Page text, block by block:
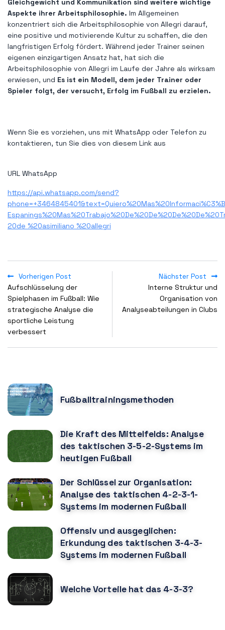
Gleichgewicht und Kommunikation sind weitere wichtige
Aspekte ihrer Arbeitsphilosophie. Im Allgemeinen
konzentriert sich die Arbeitsphilosophie von Allegri darauf,
eine positive und motivierende Kultur zu schaffen, die den
langfristigen Erfolg fördert. Während jeder Trainer seinen
eigenen einzigartigen Ansatz hat, hat sich die
Arbeitsphilosophie von Allegri im Laufe der Jahre als wirksam
erwiesen, und Es ist ein Modell, dem jeder Trainer oder
Spieler folgt, der versucht, Erfolg im Fußball zu erzielen.
Wenn Sie es vorziehen, uns mit WhatsApp oder Telefon zu
kontaktieren, tun Sie dies von diesem Link aus
URL WhatsApp
https://api.whatsapp.com/send?
20de %20asimiliano %20allegri
Vorherigen Post
Aufschlüsselung der
Spielphasen im Fußball: Wie
strategische Analyse die
sportliche Leistung
verbessert
Nächster Post
Interne Struktur und
Organisation von
Analyseabteilungen in Clubs
Fußballtrainingsmethoden
Die Kraft des Mittelfelds: Analyse
des taktischen 3-5-2-Systems im
heutigen Fußball
Der Schlüssel zur Organisation:
Analyse des taktischen 4-2-3-1-
Systems im modernen Fußball
Offensiv und ausgeglichen:
Erkundung des taktischen 3-4-3-
Systems im modernen Fußball
Welche Vorteile hat das 4-3-3?